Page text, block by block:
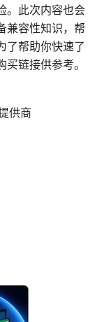
。此次内容也会
兼容性知识，帮
了帮助你快速了
链接供参考。
供商